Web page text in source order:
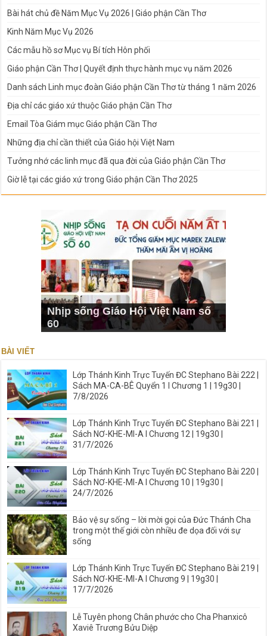
Bài hát chủ đề Năm Mục Vụ 2026 | Giáo phận Cần Thơ
Kinh Năm Mục Vụ 2026
Các mẫu hồ sơ Mục vụ Bí tích Hôn phối
Giáo phận Cần Thơ | Quyết định thực hành mục vụ năm 2026
Danh sách Linh mục đoàn Giáo phận Cần Thơ từ tháng 1 năm 2026
Địa chỉ các giáo xứ thuộc Giáo phận Cần Thơ
Email Tòa Giám mục Giáo phận Cần Thơ
Những địa chỉ cần thiết của Giáo hội Việt Nam
Tưởng nhớ các linh mục đã qua đời của Giáo phận Cần Thơ
Giờ lễ tại các giáo xứ trong Giáo phận Cần Thơ 2025
Nhịp sống Giáo Hội Việt Nam số
60
BÀI VIẾT
Lớp Thánh Kinh Trực Tuyến ĐC Stephano Bài 222 |
Sách MA-CA-BÊ Quyển 1 I Chương 1 | 19g30 |
7/8/2026
Lớp Thánh Kinh Trực Tuyến ĐC Stephano Bài 221 |
Sách NƠ-KHE-MI-A I Chương 12 | 19g30 |
31/7/2026
Lớp Thánh Kinh Trực Tuyến ĐC Stephano Bài 220 |
Sách NƠ-KHE-MI-A I Chương 10 | 19g30 |
24/7/2026
Bảo vệ sự sống – lời mời gọi của Đức Thánh Cha
trong một thế giới còn nhiều đe dọa đối với sự
sống
Lớp Thánh Kinh Trực Tuyến ĐC Stephano Bài 219 |
Sách NƠ-KHE-MI-A I Chương 9 | 19g30 |
17/7/2026
Lễ Tuyên phong Chân phước cho Cha Phanxicô
Xaviê Trương Bửu Diệp